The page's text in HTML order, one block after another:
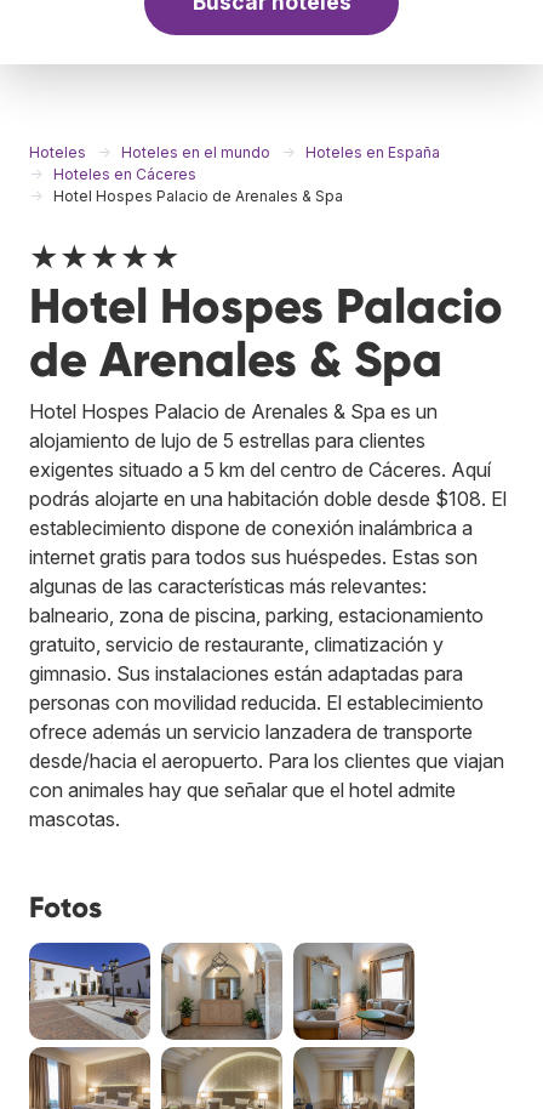
Hoteles Hoteles en el mundo
Hoteles en España
Hoteles en Cáceres
Hotel Hospes Palacio de Arenales & Spa
★★★★★
Hotel Hospes Palacio
de Arenales & Spa
Hotel Hospes Palacio de Arenales & Spa es un
alojamiento de lujo de 5 estrellas para clientes
exigentes situado a 5 km del centro de Cáceres. Aquí
podrás alojarte en una habitación doble desde $108. El
establecimiento dispone de conexión inalámbrica a
internet gratis para todos sus huéspedes. Estas son
algunas de las características más relevantes:
balneario, zona de piscina, parking, estacionamiento
gratuito, servicio de restaurante, climatización y
gimnasio. Sus instalaciones están adaptadas para
personas con movilidad reducida. El establecimiento
ofrece además un servicio lanzadera de transporte
desde/hacia el aeropuerto. Para los clientes que viajan
con animales hay que señalar que el hotel admite
mascotas.
Fotos